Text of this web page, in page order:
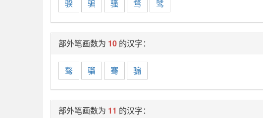
骙 骗 骚 骛 骘
部外笔画数为 10 的汉字：
骜 骝 骞 骟
部外笔画数为 11 的汉字：